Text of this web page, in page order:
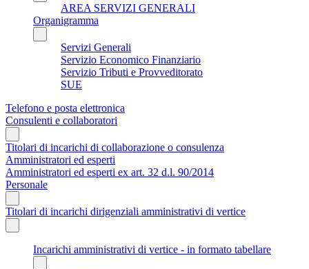
AREA SERVIZI GENERALI
Organigramma
Servizi Generali
Servizio Economico Finanziario
Servizio Tributi e Provveditorato
SUE
Telefono e posta elettronica
Consulenti e collaboratori
Titolari di incarichi di collaborazione o consulenza
Amministratori ed esperti
Amministratori ed esperti ex art. 32 d.l. 90/2014
Personale
Titolari di incarichi dirigenziali amministrativi di vertice
Incarichi amministrativi di vertice - in formato tabellare